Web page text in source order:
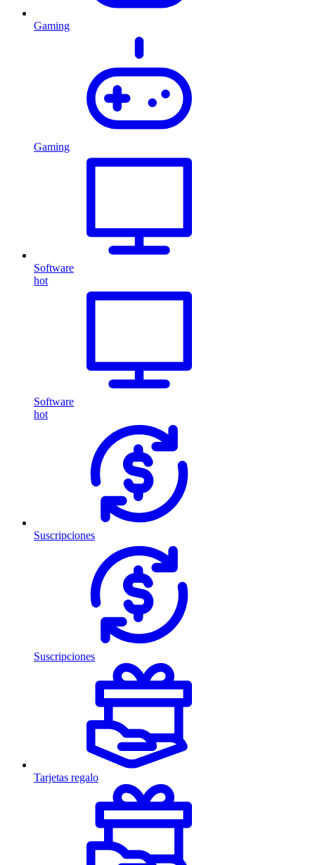
Gaming
Gaming
Software
hot
Software
hot
Suscripciones
Suscripciones
Tarjetas regalo